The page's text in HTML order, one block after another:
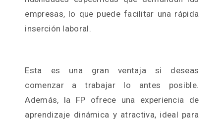
empresas, lo que puede facilitar una rápida
inserción laboral.
Esta es una gran ventaja si deseas
comenzar a trabajar lo antes posible.
Además, la FP ofrece una experiencia de
aprendizaje dinámica y atractiva, ideal para